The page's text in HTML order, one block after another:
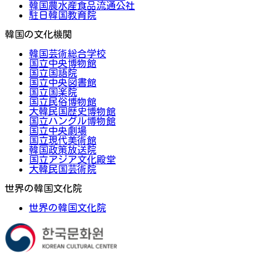
韓国農水産食品流通公社
駐日韓国教育院
韓国の文化機関
韓国芸術総合学校
国立中央博物館
国立国語院
国立中央図書館
国立国楽院
国立民俗博物館
大韓民国歴史博物館
国立ハングル博物館
国立中央劇場
国立現代美術館
韓国政策放送院
国立アジア文化殿堂
大韓民国芸術院
世界の韓国文化院
世界の韓国文化院